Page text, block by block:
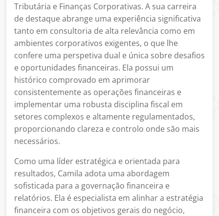
Tributária e Finanças Corporativas. A sua carreira
de destaque abrange uma experiência significativa
tanto em consultoria de alta relevância como em
ambientes corporativos exigentes, o que lhe
confere uma perspetiva dual e única sobre desafios
e oportunidades financeiras. Ela possui um
histórico comprovado em aprimorar
consistentemente as operações financeiras e
implementar uma robusta disciplina fiscal em
setores complexos e altamente regulamentados,
proporcionando clareza e controlo onde são mais
necessários.
Como uma líder estratégica e orientada para
resultados, Camila adota uma abordagem
sofisticada para a governação financeira e
relatórios. Ela é especialista em alinhar a estratégia
financeira com os objetivos gerais do negócio,